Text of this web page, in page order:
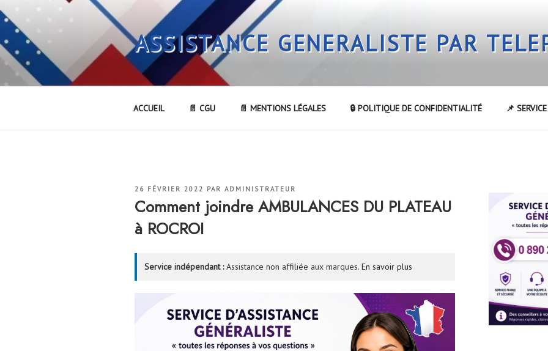
Aller
au
contenu
principal
ASSISTANCE GENERALISTE PAR
ACCUEIL 📄 CGU 📄 MENTIONS LÉGALES 🔒 POLITIQUE DE CONFIDENTIALITÉ 📌
PUBLIÉ
26 FÉVRIER 2022 PAR ADMINISTRATEUR
Comment joindre AMBULANCES DU PLATEAU
à ROCROI
Service indépendant :Assistance non affiliée aux marques. En savoir plus